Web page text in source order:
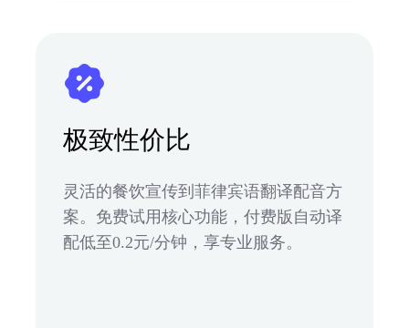
极致性价比
灵活的餐饮宣传到菲律宾语翻译配音方
案。免费试用核心功能，付费版自动译
配低至0.2元/分钟，享专业服务。